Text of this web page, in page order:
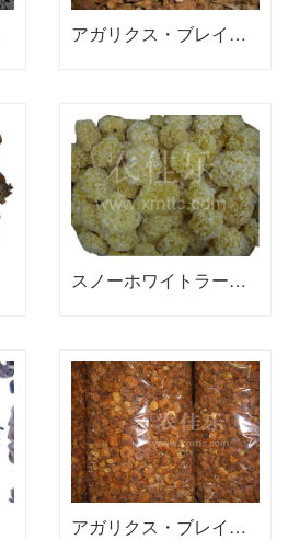
アガリクス・ブレイゼイ
スノーホワイトラージパッケージ
アガリクス・ブレイゼイ3kg